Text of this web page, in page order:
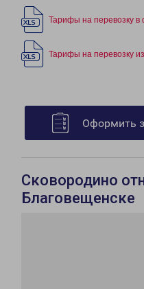
Тарифы на перевозку в
Тарифы на перевозку
Оформить
Сковородино
Благовещенске